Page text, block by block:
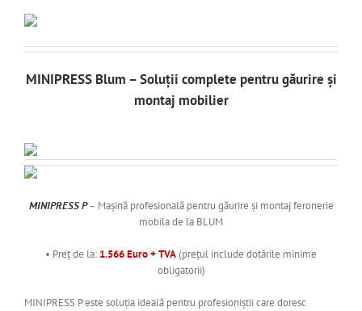
MINIPRESS Blum – Soluții complete pentru găurire și
montaj mobilier
MINIPRESS P– Mașină profesională pentru găurire și montaj feronerie
mobila de la BLUM
• Preț de la: 1.566 Euro + TVA(prețul include dotările minime
obligatorii)
MINIPRESS P este soluția ideală pentru profesioniștii care doresc